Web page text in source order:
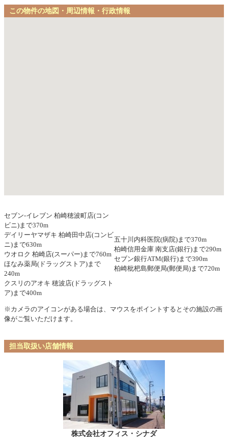
この物件の地図・周辺情報・行政情報
セブン-イレブン 柏崎穂波町店(コン
ビニ)まで370m
デイリーヤマザキ 柏崎田中店(コンビ
ニ)まで630m
ウオロク 柏崎店(スーパー)まで760m
ほなみ薬局(ドラッグストア)まで
240m
クスリのアオキ 穂波店(ドラッグスト
ア)まで400m
五十川内科医院(病院)まで370m
柏崎信用金庫 南支店(銀行)まで290m
セブン銀行ATM(銀行)まで390m
柏崎枇杷島郵便局(郵便局)まで720m
※カメラのアイコンがある場合は、マウスをポイントするとその施設の画
像がご覧いただけます。
担当取扱い店舗情報
株式会社オフィス・シナダ